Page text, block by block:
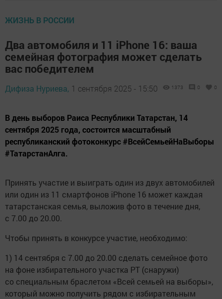
ЖИЗНЬ В РОССИИ
Два автомобиля и 11 iPhone 16: ваша
семейная фотография может сделать
вас победителем
Дифиза Нуриева, 1 сентября 2025 - 15:50 1373 0 0
В день выборов Раиса Республики Татарстан, 14
сентября 2025 года, состоится масштабный
республиканский фотоконкурс #ВсейСемьейНаВыборы
#ТатарстанАлга.
Принять участие и выиграть один из двух автомобилей
или один из 11 смартфонов iPhone 16 может каждая
татарстанская семья, выложив фото в течение дня,
с 7.00 до 20.00.
Чтобы принять в конкурсе участие, необходимо:
1) 14 сентября с 7.00 до 20.00 сделать семейное фото
на фоне избирательного участка РТ (снаружи)
со специальным браслетом «Всей семьей на выборы»,
который можно получить рядом с избирательным